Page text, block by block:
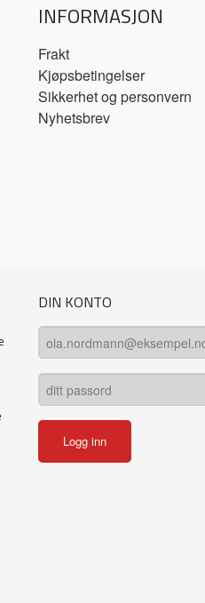
INFORMASJON
Frakt
Kjøpsbetingelser
Sikkerhet og personvern
Nyhetsbrev
DIN KONTO